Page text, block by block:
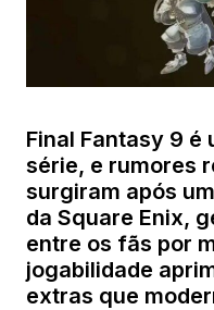
Final Fantasy 9 é
série, e rumores
surgiram após
da Square Enix,
entre os fãs por
jogabilidade
extras que